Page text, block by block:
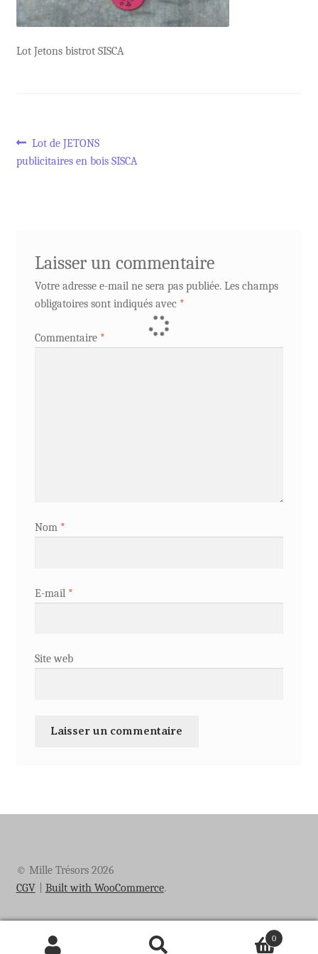
Lot Jetons bistrot SISCA
Navigation
de
Article
précédent :
Lot de JETONS
publicitaires en bois SISCA
Laisser un commentaire
Votre adresse e-mail ne sera pas publiée. Les champs
obligatoires sont indiqués avec *
Commentaire *
Nom *
E-mail *
Site web
© Mille Trésors 2026
CGV
Built with WooCommerce.
0